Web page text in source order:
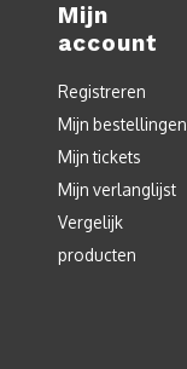
Mijn
account
Registreren
Mijn bestellingen
Mijn tickets
Mijn verlanglijst
Vergelijk
producten